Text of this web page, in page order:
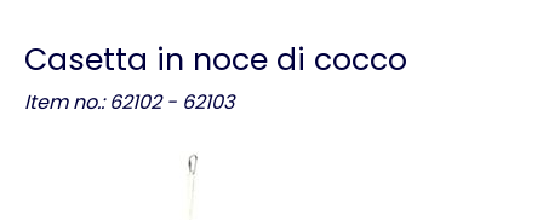
Casetta in noce di cocco
Item no.: 62102 - 62103